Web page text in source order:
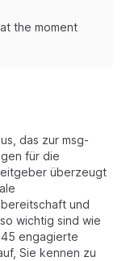
the moment
das zur msg-
für die
überzeugt
und
wichtig sind wie
engagierte
Sie kennen zu